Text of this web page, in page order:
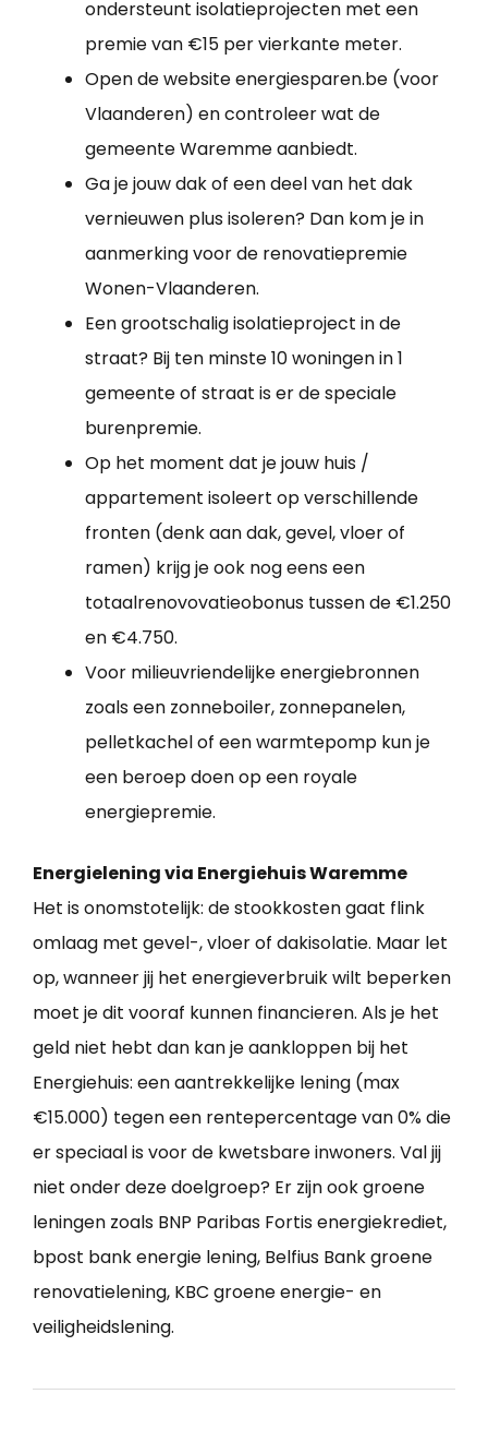
ondersteunt isolatieprojecten met een
premie van €15 per vierkante meter.
Open de website energiesparen.be (voor
Vlaanderen) en controleer wat de
gemeente Waremme aanbiedt.
Ga je jouw dak of een deel van het dak
vernieuwen plus isoleren? Dan kom je in
aanmerking voor de renovatiepremie
Wonen-Vlaanderen.
Een grootschalig isolatieproject in de
straat? Bij ten minste 10 woningen in 1
gemeente of straat is er de speciale
burenpremie.
Op het moment dat je jouw huis /
appartement isoleert op verschillende
fronten (denk aan dak, gevel, vloer of
ramen) krijg je ook nog eens een
totaalrenovovatieobonus tussen de €1.250
en €4.750.
Voor milieuvriendelijke energiebronnen
zoals een zonneboiler, zonnepanelen,
pelletkachel of een warmtepomp kun je
een beroep doen op een royale
energiepremie.
Energielening via Energiehuis Waremme
Het is onomstotelijk: de stookkosten gaat flink
omlaag met gevel-, vloer of dakisolatie. Maar let
op, wanneer jij het energieverbruik wilt beperken
moet je dit vooraf kunnen financieren. Als je het
geld niet hebt dan kan je aankloppen bij het
Energiehuis: een aantrekkelijke lening (max
€15.000) tegen een rentepercentage van 0% die
er speciaal is voor de kwetsbare inwoners. Val jij
niet onder deze doelgroep? Er zijn ook groene
leningen zoals BNP Paribas Fortis energiekrediet,
bpost bank energie lening, Belfius Bank groene
renovatielening, KBC groene energie- en
veiligheidslening.